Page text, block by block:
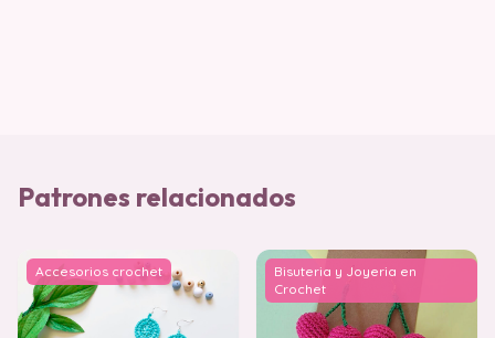
Patrones relacionados
Accesorios crochet
Bisuteria y Joyeria en
Crochet